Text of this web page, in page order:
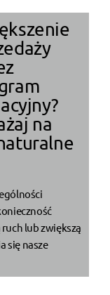
na
lub zwiększą
się nasze